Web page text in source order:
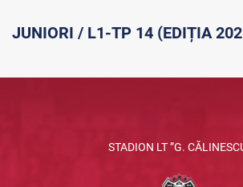
JUNIORI / L1-TP 14 (EDIȚIA
STADION LT ”G.